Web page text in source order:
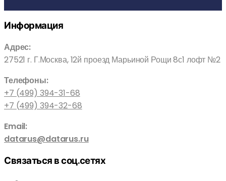
Информация
Адрес:
27521 г. Г.Москва, 12й проезд Марьиной Рощи 8с1 лофт №2
Телефоны:
+7 (499) 394-31-68
+7 (499) 394-32-68
Email:
datarus@datarus.ru
Связаться в соц.сетях